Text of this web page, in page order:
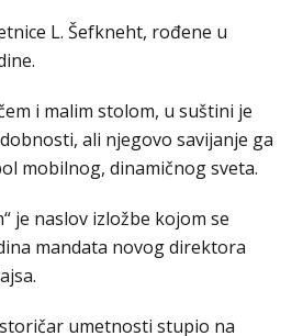
L. Šefkneht, rođene u
i malim stolom, u suštini je
ali njegovo savijanje ga
mobilnog, dinamičnog sveta.
je naslov izložbe kojom se
mandata novog direktora
umetnosti stupio na